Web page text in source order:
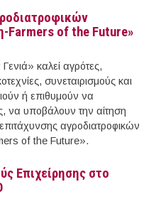
Farmers of the Future»
καλεί αγρότες,
συνεταιρισμούς και
ή επιθυμούν να
να υποβάλουν την αίτηση
αγροδιατροφικών
of the Future».
Επιχείρησης στο